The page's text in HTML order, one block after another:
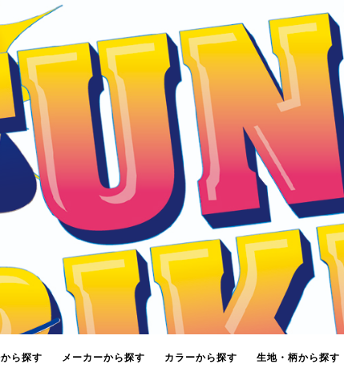
ら探す メーカーから探す カラーから探す 生地・柄から探す